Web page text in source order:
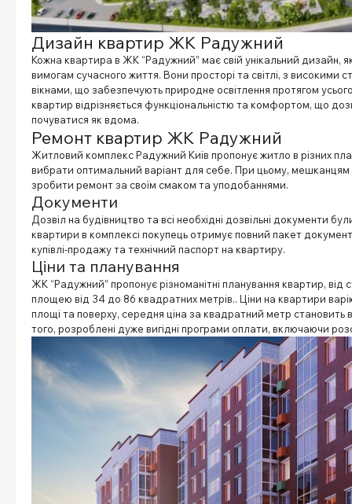
Дизайн квартир ЖК Радужний
Кожна квартира в ЖК “Радужний” має свій унікальний дизайн,
вимогам сучасного життя. Вони просторі та світлі, з високими
вікнами, що забезпечують природне освітлення протягом
квартир відрізняється функціональністю та комфортом, що
почуватися як вдома.
Ремонт квартир ЖК Радужний
Житловий комплекс Радужний Київ пропонує житло в різних
вибрати оптимальний варіант для себе. При цьому, мешканцям
зробити ремонт за своїм смаком та уподобаннями.
Документи
Дозвіл на будівництво та всі необхідні дозвільні документи
квартири в комплексі покупець отримує повний пакет
купівлі-продажу та технічний паспорт на квартиру.
Ціни та планування
ЖК “Радужний” пропонує різноманітні планування квартир, від
площею від 34 до 86 квадратних метрів.. Ціни на квартири
площі та поверху, середня ціна за квадратний метр становить
того, розроблені дуже вигідні програми оплати, включаючи